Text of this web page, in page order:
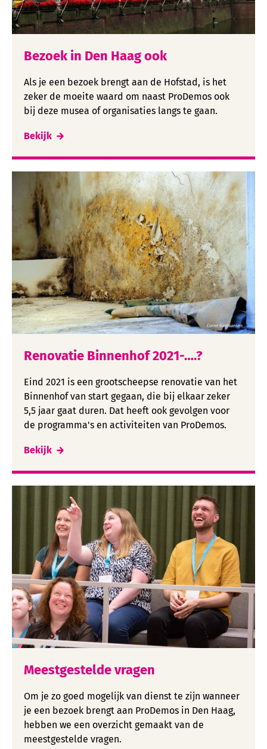
Bezoek in Den Haag ook
Als je een bezoek brengt aan de Hofstad, is het
zeker de moeite waard om naast ProDemos ook
bij deze musea of organisaties langs te gaan.
Bekijk
Renovatie Binnenhof 2021-….?
Eind 2021 is een grootscheepse renovatie van het
Binnenhof van start gegaan, die bij elkaar zeker
5,5 jaar gaat duren. Dat heeft ook gevolgen voor
de programma's en activiteiten van ProDemos.
Bekijk
Meestgestelde vragen
Om je zo goed mogelijk van dienst te zijn wanneer
je een bezoek brengt aan ProDemos in Den Haag,
hebben we een overzicht gemaakt van de
meestgestelde vragen.